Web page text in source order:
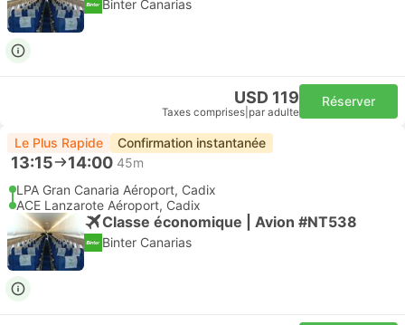
Binter Canarias
USD 119
Taxes comprises par adulte
Réserver
Le Plus Rapide Confirmation instantanée
13:15 14:00 45m
LPA Gran Canaria Aéroport, Cadix
ACE Lanzarote Aéroport, Cadix
Classe économique | Avion #NT538
Binter Canarias